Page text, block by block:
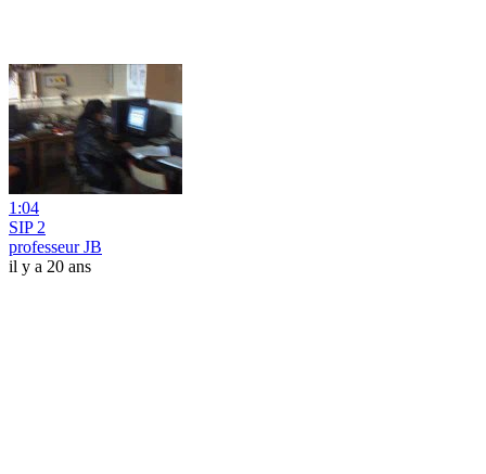
1:04
SIP 2
professeur JB
il y a 20 ans